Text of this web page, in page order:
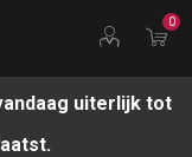
0
uiterlijk tot